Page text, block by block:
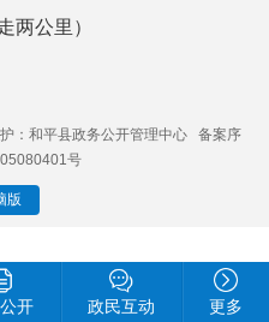
两公里）
：和平县政务公开管理中心 备案序
号
版
开 政民互动 更多